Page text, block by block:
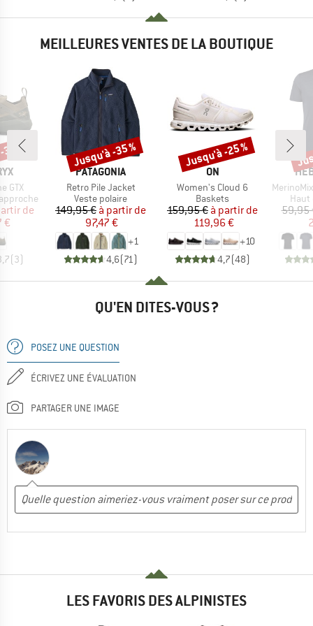
MEILLEURES VENTES DE LA BOUTIQUE
GTX
réduit
de
€
(3)
%
MARQUE
PATAGONIA
Article
Retro Pile Jacket
Product group
Veste polaire
Prix
149,95 € Prix réduit
à partir de
97,47 €
+1
4,6(71)
Remise
Jusqu'à -35 %
MARQUE
ON
Article
Women's Cloud 6
Product group
Baskets
Prix
159,95 € Prix réduit
à partir de
119,96 €
+10
4,7(48)
Remise
Jusqu'à -25 %
Article
MerinoMix150
Haut
59,95
QU'EN DITES-VOUS ?
POSEZ UNE QUESTION
ÉCRIVEZ UNE ÉVALUATION
PARTAGER UNE IMAGE
LES FAVORIS DES ALPINISTES